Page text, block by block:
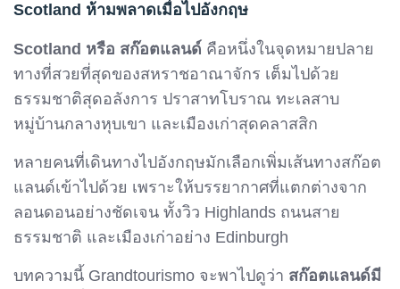
Scotland ห้ามพลาดเมื่อไปอังกฤษ
Scotland หรือ สก๊อตแลนด์ คือหนึ่งในจุดหมายปลาย
ทางที่สวยที่สุดของสหราชอาณาจักร เต็มไปด้วย
ธรรมชาติสุดอลังการ ปราสาทโบราณ ทะเลสาบ
หมู่บ้านกลางหุบเขา และเมืองเก่าสุดคลาสสิก
หลายคนที่เดินทางไปอังกฤษมักเลือกเพิ่มเส้นทางสก๊อต
แลนด์เข้าไปด้วย เพราะให้บรรยากาศที่แตกต่างจาก
ลอนดอนอย่างชัดเจน ทั้งวิว Highlands ถนนสาย
ธรรมชาติ และเมืองเก่าอย่าง Edinburgh
บทความนี้ Grandtourismo จะพาไปดูว่า สก๊อตแลนด์มี